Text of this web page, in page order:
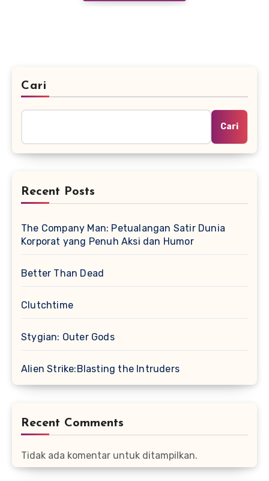
Cari
Cari
Recent Posts
The Company Man: Petualangan Satir Dunia
Korporat yang Penuh Aksi dan Humor
Better Than Dead
Clutchtime
Stygian: Outer Gods
Alien Strike:Blasting the Intruders
Recent Comments
Tidak ada komentar untuk ditampilkan.